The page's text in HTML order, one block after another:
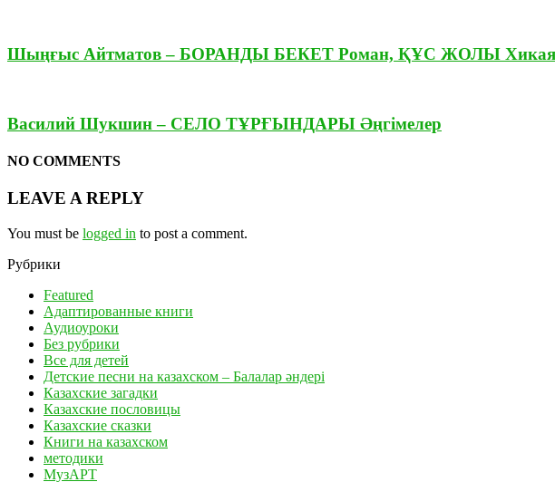
Шыңғыс Айтматов – БОРАНДЫ БЕКЕТ Роман, ҚҰС ЖОЛЫ
Василий Шукшин – СЕЛО ТҰРҒЫНДАРЫ Әңгімелер
NO COMMENTS
LEAVE A REPLY
You must be logged in to post a comment.
Рубрики
Featured
Адаптированные книги
Аудиоуроки
Без рубрики
Все для детей
Детские песни на казахском – Балалар әндері
Казахские загадки
Казахские пословицы
Казахские сказки
Книги на казахском
методики
МузАРТ